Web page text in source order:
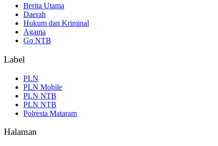
Berita Utama
Daerah
Hukum dan Kriminal
Agama
Go NTB
Label
PLN
PLN Mobile
PLN NTB
PLN NTB
Polresta Mataram
Halaman